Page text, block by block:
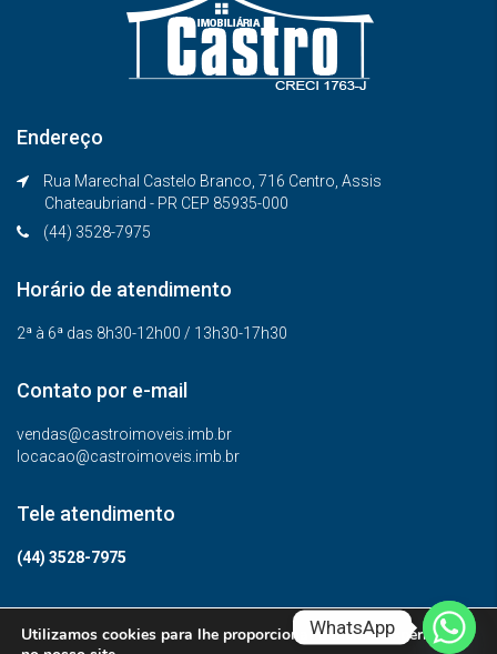
Endereço
Rua Marechal Castelo Branco, 716 Centro, Assis
Chateaubriand - PR CEP 85935-000
(44) 3528-7975
Horário de atendimento
2ª à 6ª das 8h30-12h00 / 13h30-17h30
Contato por e-mail
vendas@castroimoveis.imb.br
locacao@castroimoveis.imb.br
Tele atendimento
(44) 3528-7975
© Todos os direitos reservados.
Utilizamos cookies para lhe proporcionar a melhor experiência
WhatsApp